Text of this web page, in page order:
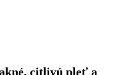
citlivú pleť a